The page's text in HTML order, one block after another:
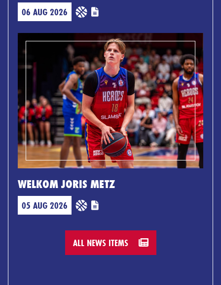
06 AUG 2026
WELKOM JORIS METZ
05 AUG 2026
ALL NEWS ITEMS